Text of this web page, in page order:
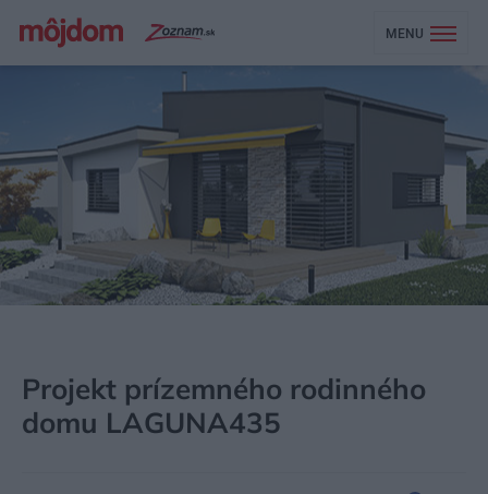
MENU
Projekt prízemného rodinného
domu LAGUNA435